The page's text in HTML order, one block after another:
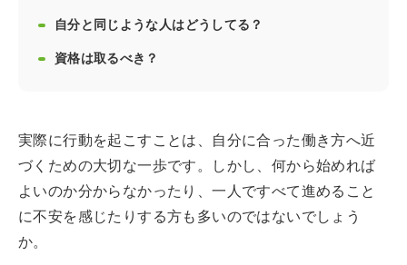
自分と同じような人はどうしてる？
資格は取るべき？
実際に行動を起こすことは、自分に合った働き方へ近
づくための大切な一歩です。しかし、何から始めれば
よいのか分からなかったり、一人ですべて進めること
に不安を感じたりする方も多いのではないでしょう
か。